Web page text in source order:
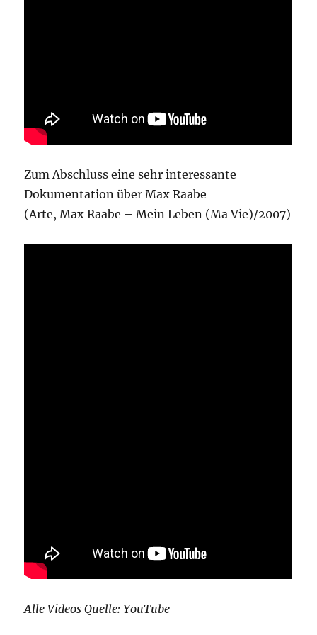
Zum Abschluss eine sehr interessante
Dokumentation über Max Raabe
(Arte, Max Raabe – Mein Leben (Ma Vie)/2007)
Alle Videos Quelle: YouTube